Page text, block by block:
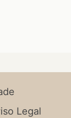
Legal